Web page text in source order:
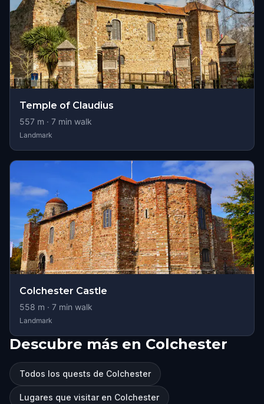
Temple of Claudius
557 m · 7 min walk
Landmark
Colchester Castle
558 m · 7 min walk
Landmark
Descubre más en Colchester
Todos los quests de Colchester
Lugares que visitar en Colchester